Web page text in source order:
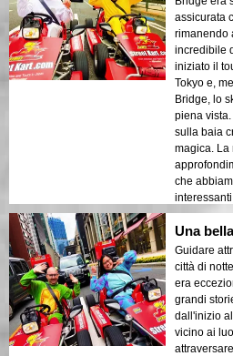
moderne di
notturne.
tour a
assicurata
rimanendo
incredibile
iniziato il
Tokyo e,
Bridge, lo
piena
sulla baia
magica. La
che
sentissero
L'atmosfera
contrasto
sguardo
il tramonto.
Una
Guidare
città di
era
grandi
dall'inizio
vicino ai